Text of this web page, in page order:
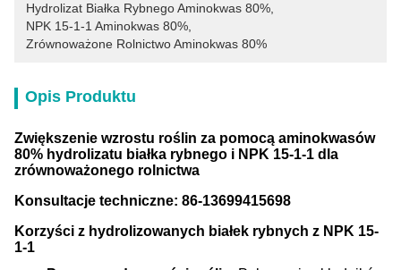
Hydrolizat Białka Rybnego Aminokwas 80%
NPK 15-1-1 Aminokwas 80%
Zrównoważone Rolnictwo Aminokwas 80%
Opis Produktu
Zwiększenie wzrostu roślin za pomocą aminokwasów
80% hydrolizatu białka rybnego i NPK 15-1-1 dla
zrównoważonego rolnictwa
Konsultacje techniczne: 86-13699415698
Korzyści z hydrolizowanych białek rybnych z NPK 15-
1-1